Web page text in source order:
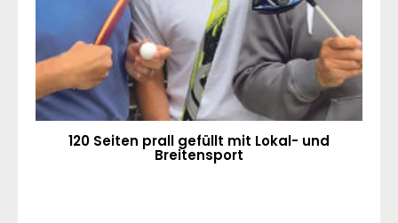
120 Seiten prall gefüllt mit Lokal- und
Breitensport